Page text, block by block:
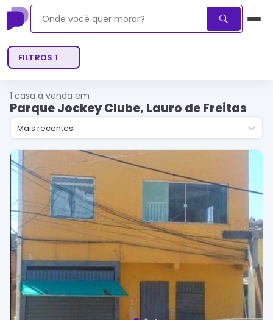
FILTROS 1
1 casa à venda em
Parque Jockey Clube, Lauro de Freitas
Mais recentes